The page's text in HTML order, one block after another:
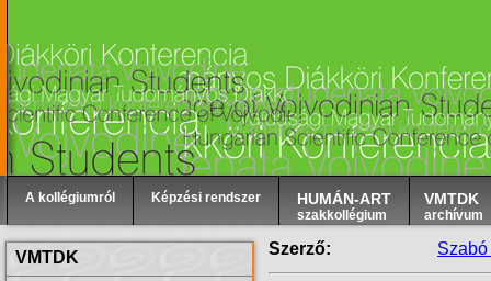
A kollégiumról Képzési rendszer HUMÁN-ART
szakkollégium
VMTDK
archívum
VMTDK Szerző: